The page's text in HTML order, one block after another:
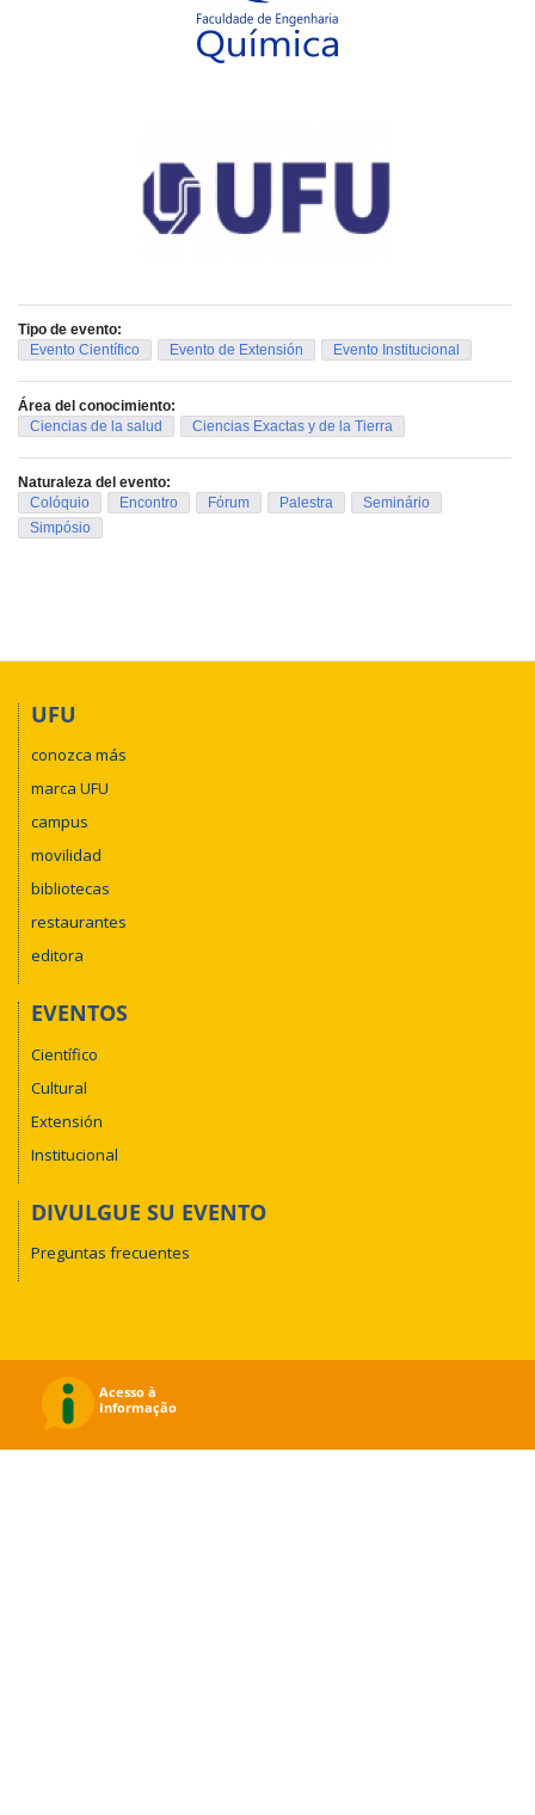
Tipo de evento:
Evento Científico
Evento de Extensión Evento Institucional
Área del conocimiento:
Ciencias de la salud
Ciencias Exactas y de la Tierra
Naturaleza del evento:
Colóquio
Encontro Fórum Palestra
Seminário
Simpósio
UFU
conozca más
marca UFU
campus
movilidad
bibliotecas
restaurantes
editora
EVENTOS
Científico
Cultural
Extensión
Institucional
DIVULGUE SU EVENTO
Preguntas frecuentes